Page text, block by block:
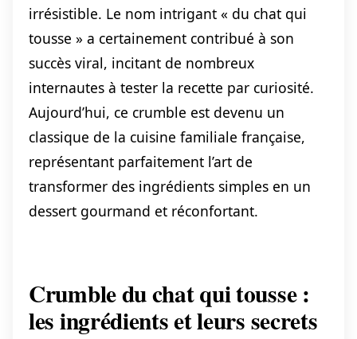
irrésistible. Le nom intrigant « du chat qui
tousse » a certainement contribué à son
succès viral, incitant de nombreux
internautes à tester la recette par curiosité.
Aujourd’hui, ce crumble est devenu un
classique de la cuisine familiale française,
représentant parfaitement l’art de
transformer des ingrédients simples en un
dessert gourmand et réconfortant.
Crumble du chat qui tousse :
les ingrédients et leurs secrets